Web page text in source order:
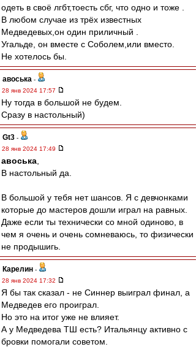
одеть в своё лгбт,тоесть сбг, что одно и тоже .
В любом случае из трёх известных
Медведевых,он один приличный .
Угальде, он вместе с Соболем,или вместо.
Не хотелось бы.
авоська -
28 янв 2024 17:57
Ну тогда в большой не будем.
Сразу в настольный)
Gt3 -
28 янв 2024 17:49
авоська
В настольный да.
В большой у тебя нет шансов. Я с девчонками
которые до мастеров дошли играл на равных.
Даже если ты технически со мной одиново, в
чем я очень и очень сомневаюсь, то физически
не продышигь.
Карелин -
28 янв 2024 17:32
Я бы так сказал - не Синнер выиграл финал, а
Медведев его проиграл.
Но это на итог уже не влияет.
А у Медведева ТШ есть? Итальянцу активно с
бровки помогали советом.